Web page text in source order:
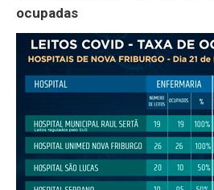
ocupadas